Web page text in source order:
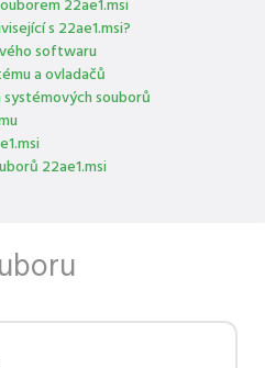
22ae1.msi
s 22ae1.msi?
softwaru
a ovladačů
souborů
22ae1.msi